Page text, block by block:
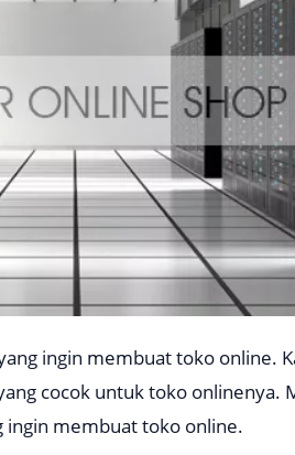
ingin membuat toko online.
cocok untuk toko onlinenya.
ingin membuat toko online.